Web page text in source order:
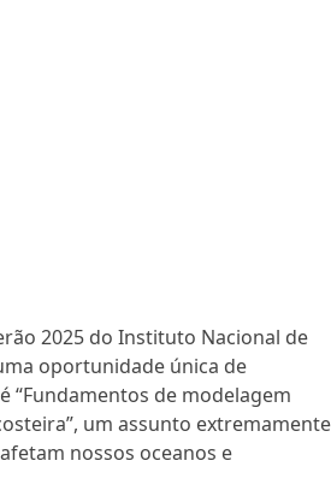
2025 do Instituto Nacional de
oportunidade única de
“Fundamentos de modelagem
um assunto extremamente
nossos oceanos e